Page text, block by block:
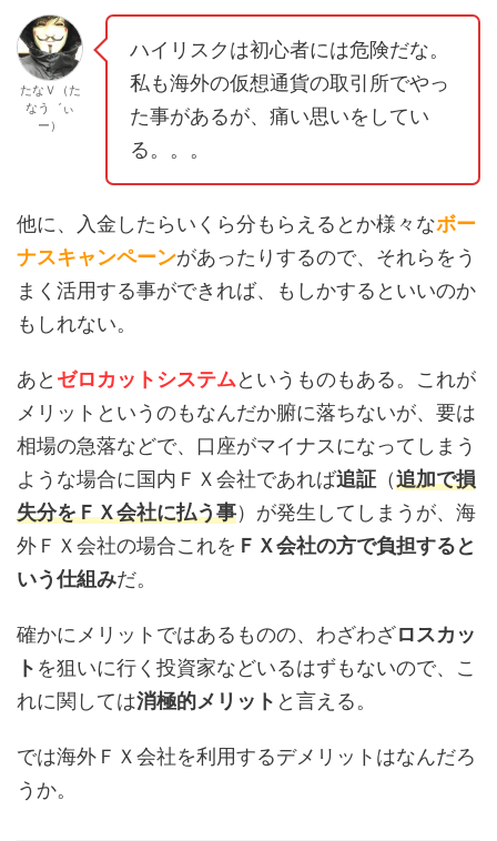
たなＶ（た
なう゛ぃ
ー）
ハイリスクは初心者には危険だな。
私も海外の仮想通貨の取引所でやっ
た事があるが、痛い思いをしてい
る。。。
他に、入金したらいくら分もらえるとか様々なボー
ナスキャンペーンがあったりするので、それらをう
まく活用する事ができれば、もしかするといいのか
もしれない。
あと ゼロカットシステムというものもある。これが
メリットというのもなんだか腑に落ちないが、要は
相場の急落などで、口座がマイナスになってしまう
ような場合に国内ＦＸ会社であれば追証 （追加で損
失分をＦＸ会社に払う事）が発生してしまうが、海
外ＦＸ会社の場合これを ＦＸ会社の方で負担すると
いう仕組みだ。
確かにメリットではあるものの、わざわざロスカッ
ト を狙いに行く投資家などいるはずもないので、こ
れに関しては消極的メリット と言える。
では海外ＦＸ会社を利用するデメリットはなんだろ
うか。